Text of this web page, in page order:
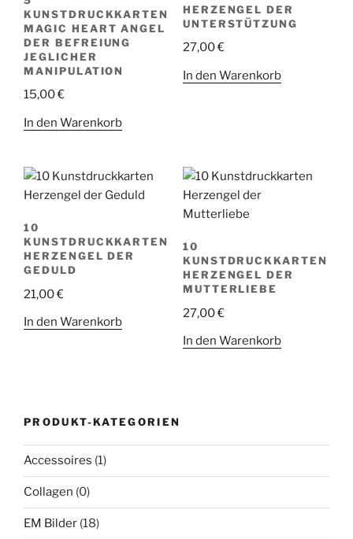
KUNSTDRUCKKARTEN
MAGIC HEART ANGEL
DER BEFREIUNG
JEGLICHER
MANIPULATION
15,00€
In den Warenkorb
HERZENGEL DER
UNTERSTÜTZUNG
27,00€
In den Warenkorb
10
KUNSTDRUCKKARTEN
HERZENGEL DER
GEDULD
21,00€
In den Warenkorb
10
KUNSTDRUCKKARTEN
HERZENGEL DER
MUTTERLIEBE
27,00€
In den Warenkorb
PRODUKT-KATEGORIEN
Accessoires (1)
Collagen (0)
EM Bilder (18)